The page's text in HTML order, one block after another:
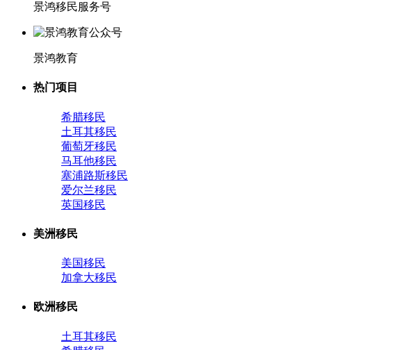
景鸿移民服务号
景鸿教育
热门项目
希腊移民
土耳其移民
葡萄牙移民
马耳他移民
塞浦路斯移民
爱尔兰移民
英国移民
美洲移民
美国移民
加拿大移民
欧洲移民
土耳其移民